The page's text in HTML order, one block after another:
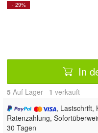
- 29%
In
5 Auf Lager 1 verkauft
, Lastschrift,
Ratenzahlung,
30 Tagen